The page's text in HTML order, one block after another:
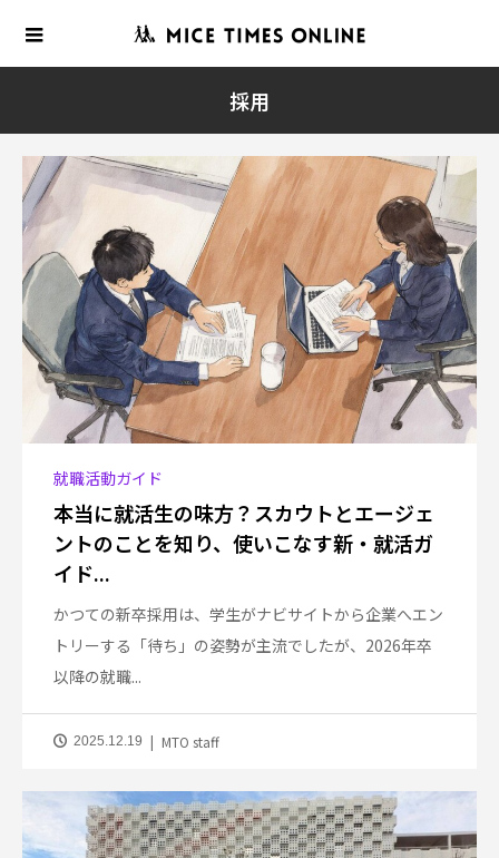
採用
就職活動ガイド
本当に就活生の味方？スカウトとエージェ
ントのことを知り、使いこなす新・就活ガ
イド...
かつての新卒採用は、学生がナビサイトから企業へエン
トリーする「待ち」の姿勢が主流でしたが、2026年卒
以降の就職...
2025.12.19 MTO staff